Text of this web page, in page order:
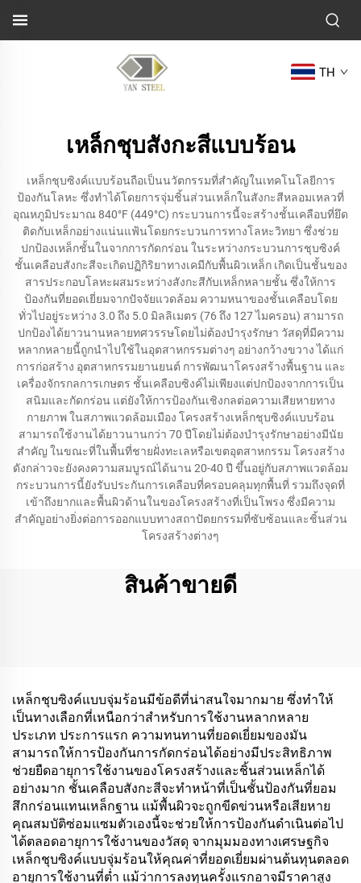
TH
เหล็กชุบสังกะสีแบบร้อน
เหล็กชุบซิงค์แบบร้อนถือเป็นนวัตกรรมที่สำคัญในเทคโนโลยีการ
ป้องกันโลหะ ซึ่งทำได้โดยการจุ่มชิ้นส่วนเหล็กในสังกะสีหลอมเหลวที่
อุณหภูมิประมาณ 840°F (449°C) กระบวนการนี้จะสร้างชั้นเคลือบที่ยึด
ติดกับเหล็กอย่างแน่นแฟ้นโดยกระบวนการทางโลหะวิทยา ซึ่งช่วย
ปกป้องเหล็กชั้นในจากการกัดกร่อน ในระหว่างกระบวนการชุบซิงค์
ชั้นเคลือบสังกะสีจะเกิดปฏิกิริยาทางเคมีกับพื้นผิวเหล็ก เกิดเป็นชั้นของ
สารประกอบโลหะผสมระหว่างสังกะสีกับเหล็กหลายชั้น ซึ่งให้การ
ป้องกันที่ยอดเยี่ยมจากปัจจัยแวดล้อม ความหนาของชั้นเคลือบโดย
ทั่วไปอยู่ระหว่าง 3.0 ถึง 5.0 มิลลิเมตร (76 ถึง 127 ไมครอน) สามารถ
ปกป้องได้ยาวนานหลายทศวรรษโดยไม่ต้องบำรุงรักษา วัสดุที่มีความ
หลากหลายนี้ถูกนำไปใช้ในอุตสาหกรรมต่างๆ อย่างกว้างขวาง ได้แก่
การก่อสร้าง อุตสาหกรรมยานยนต์ การพัฒนาโครงสร้างพื้นฐาน และ
เครื่องจักรกลการเกษตร ชั้นเคลือบซิงค์ไม่เพียงแต่ปกป้องจากการเป็น
สนิมและกัดกร่อน แต่ยังให้การป้องกันเชิงกลต่อความเสียหายทาง
กายภาพ ในสภาพแวดล้อมเมือง โครงสร้างเหล็กชุบซิงค์แบบร้อน
สามารถใช้งานได้ยาวนานกว่า 70 ปีโดยไม่ต้องบำรุงรักษาอย่างมีนัย
สำคัญ ในขณะที่ในพื้นที่ชายฝั่งทะเลหรือเขตอุตสาหกรรม โครงสร้าง
ดังกล่าวจะยังคงความสมบูรณ์ได้นาน 20-40 ปี ขึ้นอยู่กับสภาพแวดล้อม
กระบวนการนี้ยังรับประกันการเคลือบที่ครอบคลุมทุกพื้นที่ รวมถึงจุดที่
เข้าถึงยากและพื้นผิวด้านในของโครงสร้างที่เป็นโพรง ซึ่งมีความ
สำคัญอย่างยิ่งต่อการออกแบบทางสถาปัตยกรรมที่ซับซ้อนและชิ้นส่วน
โครงสร้างต่างๆ
สินค้าขายดี
เหล็กชุบซิงค์แบบจุ่มร้อนมีข้อดีที่น่าสนใจมากมาย ซึ่งทำให้
เป็นทางเลือกที่เหนือกว่าสำหรับการใช้งานหลากหลาย
ประเภท ประการแรก ความทนทานที่ยอดเยี่ยมของมัน
สามารถให้การป้องกันการกัดกร่อนได้อย่างมีประสิทธิภาพ
ช่วยยืดอายุการใช้งานของโครงสร้างและชิ้นส่วนเหล็กได้
อย่างมาก ชั้นเคลือบสังกะสีจะทำหน้าที่เป็นชั้นป้องกันที่ยอม
สึกกร่อนแทนเหล็กฐาน แม้พื้นผิวจะถูกขีดข่วนหรือเสียหาย
คุณสมบัติซ่อมแซมตัวเองนี้จะช่วยให้การป้องกันดำเนินต่อไป
ได้ตลอดอายุการใช้งานของวัสดุ จากมุมมองทางเศรษฐกิจ
เหล็กชุบซิงค์แบบจุ่มร้อนให้คุณค่าที่ยอดเยี่ยมผ่านต้นทุนตลอด
อายุการใช้งานที่ต่ำ แม้ว่าการลงทุนครั้งแรกอาจมีราคาสูง